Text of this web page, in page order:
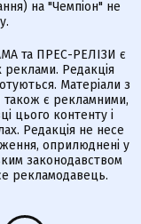
на "Чемпіон" не
та ПРЕС-РЕЛІЗИ є
реклами. Редакція
Матеріали з
є рекламними,
цього контенту і
Редакція не несе
оприлюднені у
законодавством
рекламодавець.